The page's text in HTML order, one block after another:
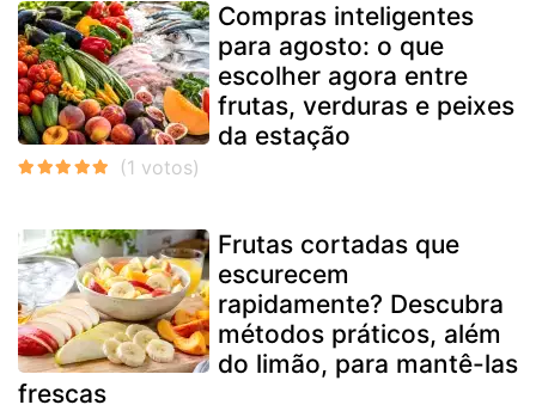
Compras inteligentes
para agosto: o que
escolher agora entre
frutas, verduras e peixes
da estação
Frutas cortadas que
escurecem
rapidamente? Descubra
métodos práticos, além
do limão, para mantê-las
frescas